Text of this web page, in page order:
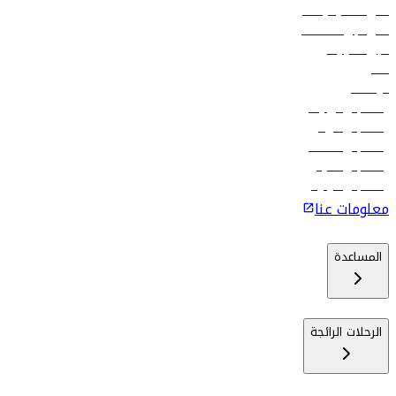
أدنى أسعار الرحلات
فلاي دبي للعطلات
تأجير السيارات
فنادق
الوظائف
رحلات إلى تبيليسي
رحلات إلى الرياض
رحلات إلى مسقط
رحلات إلى ماليه
رحلات إلى كولومبو
معلومات عنا
المساعدة
الرحلات الرائجة